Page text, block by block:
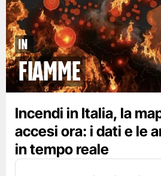
In
fiamme
Incendi in Italia, la
accesi ora: i dati e le
in tempo reale